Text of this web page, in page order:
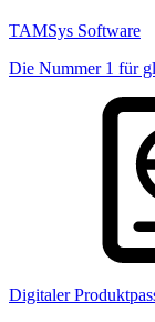
TAMSys Software
Die Nummer 1 für
Digitaler